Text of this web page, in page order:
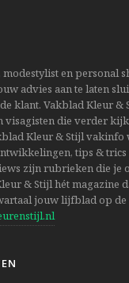
modestylist en personal
advies aan te laten
klant. Vakblad Kleur &
visagisten die verder
Kleur & Stijl vakinfo
tips &
zijn rubrieken die je
& Stijl hét magazine
jouw lijfblad op de